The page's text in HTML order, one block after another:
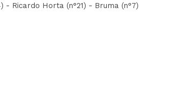
- Ricardo Horta (n°21) - Bruma (n°7)